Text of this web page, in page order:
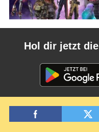
Hol dir jetzt die